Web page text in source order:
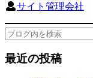
サイト管理会社
最近の投稿